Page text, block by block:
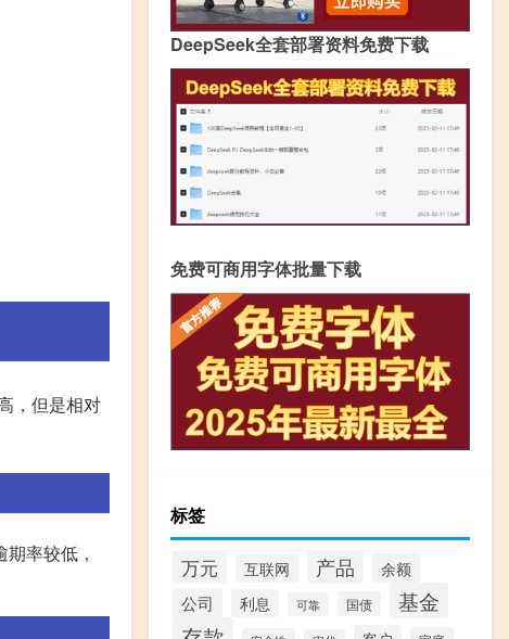
，但是相对
率较低，
DeepSeek全套部署资料免费下载
免费可商用字体批量下载
标签
万元 互联网 产品
余额
公司
利息 可靠 国债 基金